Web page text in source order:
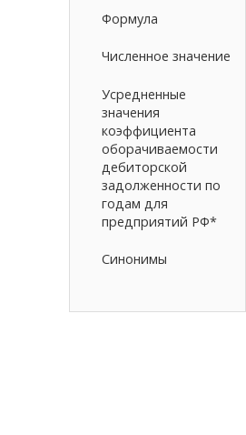
Формула
Численное значение
Усредненные
значения
коэффициента
оборачиваемости
дебиторской
задолженности по
годам для
предприятий РФ*
Синонимы